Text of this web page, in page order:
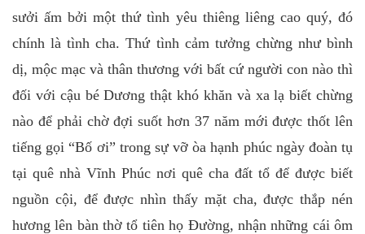
sưởi ấm bởi một thứ tình yêu thiêng liêng cao quý, đó
chính là tình cha. Thứ tình cảm tưởng chừng như bình
dị, mộc mạc và thân thương với bất cứ người con nào thì
đối với cậu bé Dương thật khó khăn và xa lạ biết chừng
nào để phải chờ đợi suốt hơn 37 năm mới được thốt lên
tiếng gọi “Bố ơi” trong sự vỡ òa hạnh phúc ngày đoàn tụ
tại quê nhà Vĩnh Phúc nơi quê cha đất tổ để được biết
nguồn cội, để được nhìn thấy mặt cha, được thắp nén
hương lên bàn thờ tổ tiên họ Đường, nhận những cái ôm